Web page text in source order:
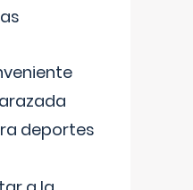
deportes